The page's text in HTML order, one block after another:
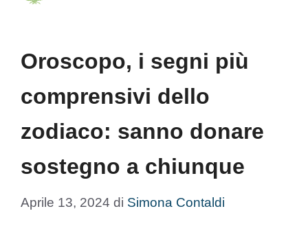
Oroscopo, i segni più
comprensivi dello
zodiaco: sanno donare
sostegno a chiunque
Aprile 13, 2024 di Simona Contaldi